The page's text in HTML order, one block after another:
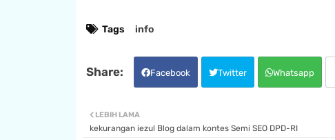
Tags info
Facebook Twitter Whatsapp
LEBIH LAMA
kekurangan iezul Blog dalam kontes Semi SEO DPD-RI